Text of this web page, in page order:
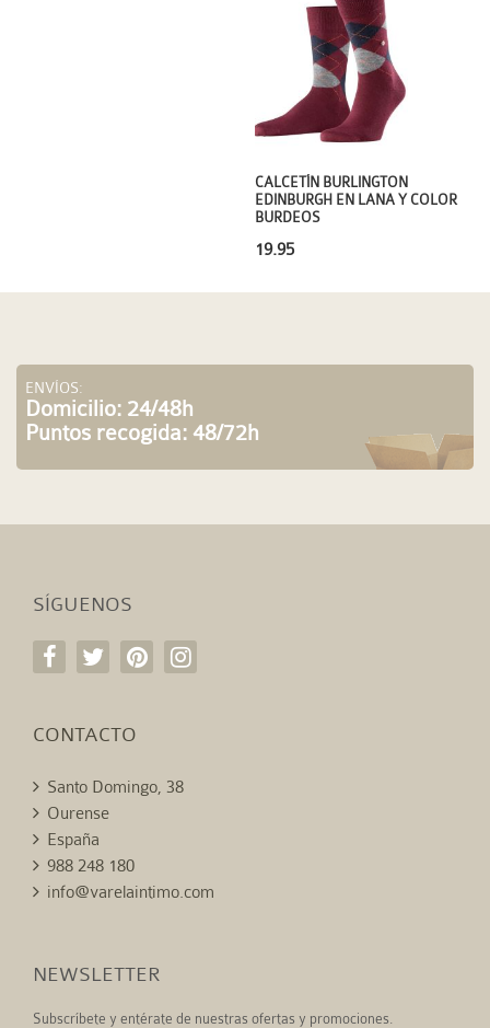
CALCETÍN BURLINGTON
EDINBURGH EN LANA Y COLOR
BURDEOS
19.95
ENVÍOS:
Domicilio: 24/48h
Puntos recogida: 48/72h
SÍGUENOS
CONTACTO
Santo Domingo, 38
Ourense
España
988 248 180
info@varelaintimo.com
NEWSLETTER
Subscríbete y entérate de nuestras ofertas y promociones.